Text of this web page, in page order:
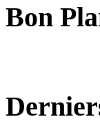
Bon